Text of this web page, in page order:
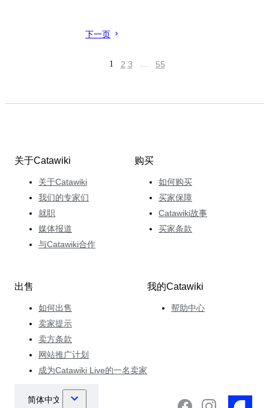
下一页
1 2 3 … 55
关于Catawiki
关于Catawiki
我们的专家们
就职
媒体报道
与Catawiki合作
购买
如何购买
买家保障
Catawiki故事
买家条款
出售
如何出售
卖家提示
卖方条款
网站推广计划
成为Catawiki Live的一名卖家
我的Catawiki
帮助中心